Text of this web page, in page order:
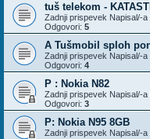
tuš telekom -
Zadnji prispevek Napisal/-a
Odgovori: 5
A Tušmobil sploh
Zadnji prispevek Napisal/-a
Odgovori: 4
P : Nokia N82
Zadnji prispevek Napisal/-a
Odgovori: 3
P: Nokia N95 8GB
Zadnji prispevek Napisal/-a